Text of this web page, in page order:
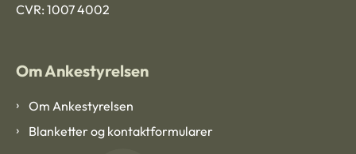
CVR: 1007 4002
Om Ankestyrelsen
Om Ankestyrelsen
Blanketter og kontaktformularer